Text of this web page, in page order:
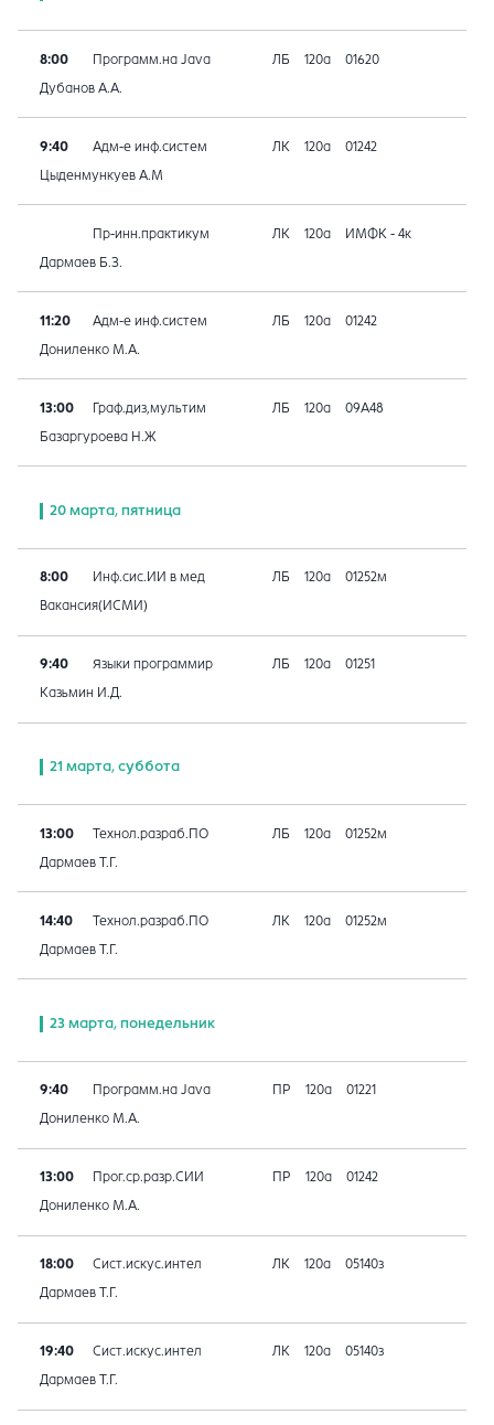
8:00 Программ.на Java ЛБ 120а 01620
Дубанов А.А.
9:40 Адм-е инф.систем ЛК 120а 01242
Цыденмункуев А.М
Пр-инн.практикум ЛК 120а ИМФК - 4к
Дармаев Б.З.
11:20 Адм-е инф.систем ЛБ 120а 01242
Дониленко М.А.
13:00 Граф.диз,мультим ЛБ 120а 09A48
Базаргуроева Н.Ж
20 марта, пятница
8:00 Инф.сис.ИИ в мед ЛБ 120а 01252м
Вакансия(ИСМИ)
9:40 Языки программир ЛБ 120а 01251
Казьмин И.Д.
21 марта, суббота
13:00 Технол.разраб.ПО ЛБ 120а 01252м
Дармаев Т.Г.
14:40 Технол.разраб.ПО ЛК 120а 01252м
Дармаев Т.Г.
23 марта, понедельник
9:40 Программ.на Java ПР 120а 01221
Дониленко М.А.
13:00 Прог.ср.разр.СИИ ПР 120а 01242
Дониленко М.А.
18:00 Сист.искус.интел ЛК 120а 05140з
Дармаев Т.Г.
19:40 Сист.искус.интел ЛК 120а 05140з
Дармаев Т.Г.